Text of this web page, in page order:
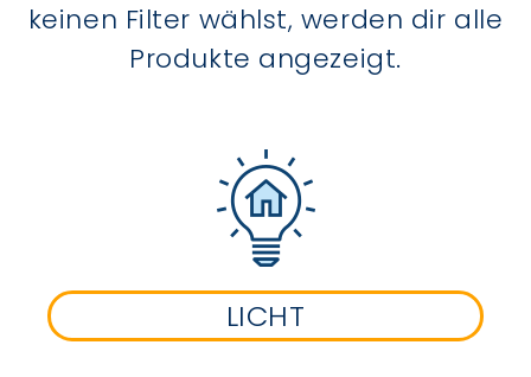
keinen Filter wählst, werden dir alle
Produkte angezeigt.
LICHT